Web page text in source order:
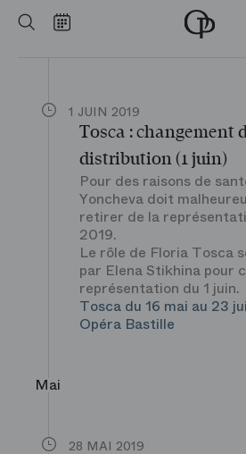
Rechercher
Calendrier Accueil
LES BRÈVES
1 JUIN 2019
Tosca : changement
distribution (1 juin)
Pour des raisons de
Yoncheva doit
retirer de la
2019.
Le rôle de Floria Tosca
par Elena Stikhina pour
représentation du 1 juin.
Tosca du 16 mai au 23
Opéra Bastille
Mai
28 MAI 2019